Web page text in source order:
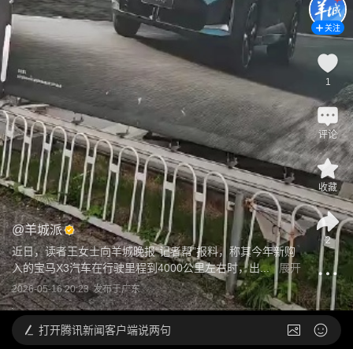
@羊城派
近日，读者王女士向羊城晚报“记者帮”报料，称其今年新购
入的宝马X3汽车在行驶里程到4000公里左右时，出...
展开
2026-05-16 20:23 发布于广东
关注
1
评论
收藏
2
打开腾讯新闻客户端说两句